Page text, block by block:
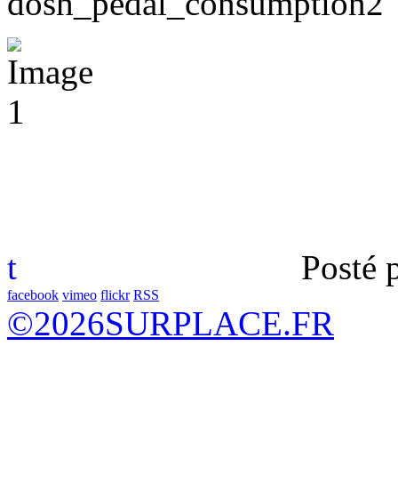
t Posté
facebook vimeo flickr RSS
©2026SURPLACE.FR